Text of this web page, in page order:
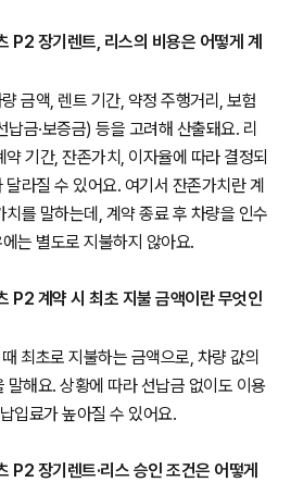
장기렌트, 리스의 비용은 어떻게 계
금액, 렌트 기간, 약정 주행거리, 보험
금·보증금) 등을 고려해 산출돼요. 리
기간, 잔존가치, 이자율에 따라 결정되
라질 수 있어요. 여기서 잔존가치란 계
를 말하는데, 계약 종료 후 차량을 인수
는 별도로 지불하지 않아요.
계약 시 최초 지불 금액이란 무엇인
최초로 지불하는 금액으로, 차량 값의
말해요. 상황에 따라 선납금 없이도 이용
입료가 높아질 수 있어요.
장기렌트·리스 승인 조건은 어떻게